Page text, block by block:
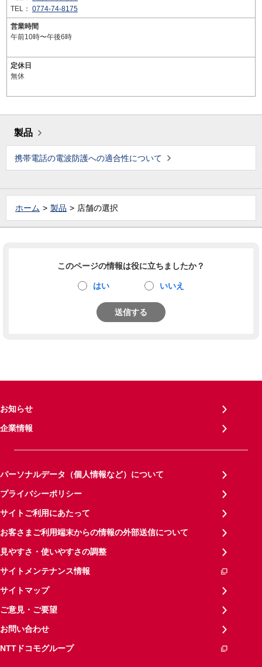
TEL： 0774-74-8175
営業時間
午前10時〜午後6時
定休日
無休
製品
携帯電話の電波防護への適合性について
ホーム 製品 店舗の選択
このページの情報は役に立ちましたか？
はい いいえ
送信する
お知らせ
企業情報
パーソナルデータ（個人情報など）について
プライバシーポリシー
サイトご利用にあたって
お客さまご利用端末からの情報の外部送信について
見やすさ・使いやすさの調整
サイトメンテナンス情報
サイトマップ
ご意見・ご要望
お問い合わせ
NTTドコモグループ